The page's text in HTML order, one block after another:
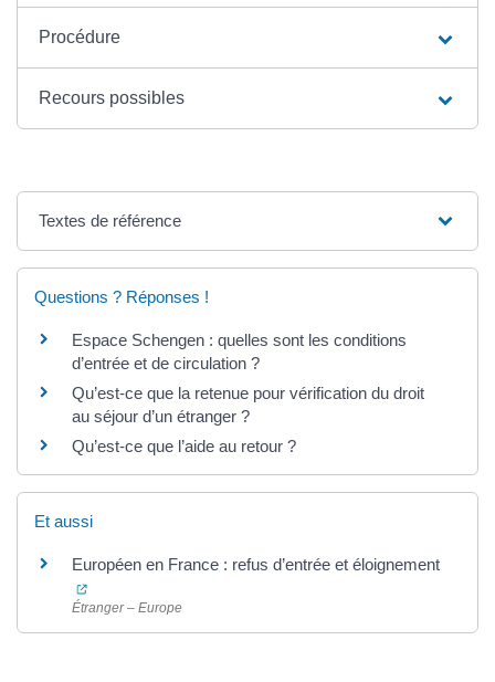
Procédure
Recours possibles
Textes de référence
Questions ? Réponses !
Espace Schengen : quelles sont les conditions
d’entrée et de circulation ?
Qu’est-ce que la retenue pour vérification du droit
au séjour d’un étranger ?
Qu’est-ce que l’aide au retour ?
Et aussi
Européen en France : refus d’entrée et éloignement
(ouverture dans un nouvel onglet)
Étranger – Europe